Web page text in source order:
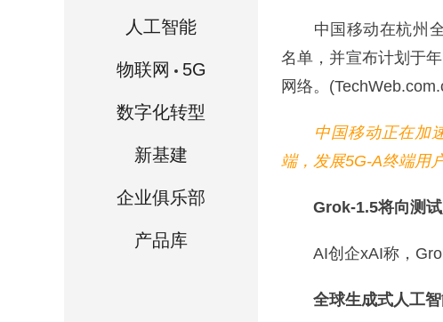
人工智能
物联网 5G
数字化转型
新基建
企业俱乐部
产品库
中国移动在杭州全
名单，并宣布计划于
网络。
中国移动正在加速
端，发展5G-A终端用
Grok-1.5将向测试
AI创企xAI称，
全球生成式人工智